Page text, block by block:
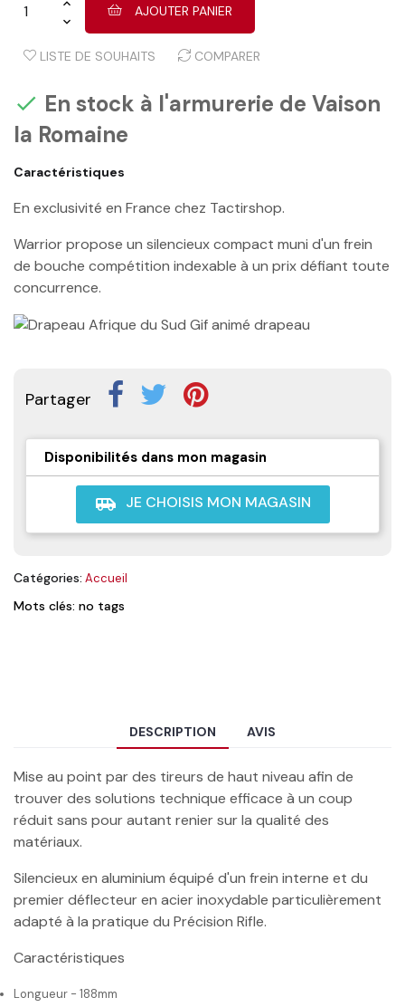
AJOUTER PANIER
LISTE DE SOUHAITS COMPARER
 En stock à l'armurerie de Vaison
la Romaine
Caractéristiques
En exclusivité en France chez Tactirshop.
Warrior propose un silencieux compact muni d'un frein
de bouche compétition indexable à un prix défiant toute
concurrence.
Partager
Disponibilités dans mon magasin
airport_shuttle JE CHOISIS MON MAGASIN
Catégories: Accueil
Mots clés: no tags
DESCRIPTION AVIS
Mise au point par des tireurs de haut niveau afin de
trouver des solutions technique efficace à un coup
réduit sans pour autant renier sur la qualité des
matériaux.
Silencieux en aluminium équipé d'un frein interne et du
premier déflecteur en acier inoxydable particulièrement
adapté à la pratique du Précision Rifle.
Caractéristiques
Longueur - 188mm